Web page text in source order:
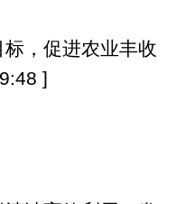
，促进农业丰收
]